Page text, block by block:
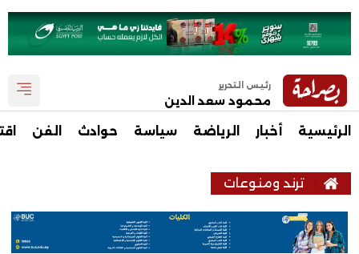
رئيس التحرير
محمود سعد الدين
الرئيسية أخبار الرياضة سياسة حوادث الفن
ترند ومنوعات